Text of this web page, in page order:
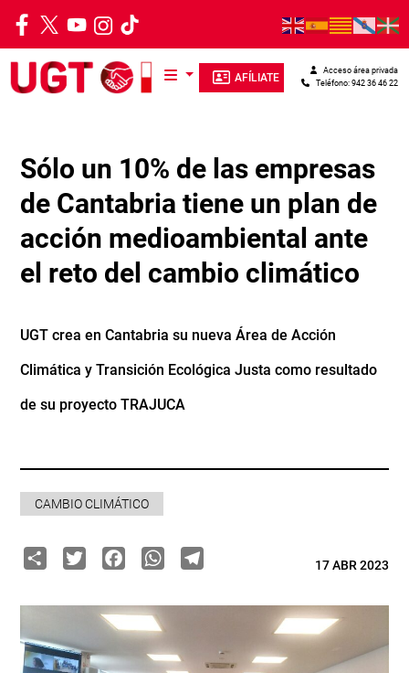
Pasar al contenido principal
AFÍLIATE Teléfono: 942 36 46 22
Acceso área privada
Sólo un 10% de las empresas
de Cantabria tiene un plan de
acción medioambiental ante
el reto del cambio climático
UGT crea en Cantabria su nueva Área de Acción
Climática y Transición Ecológica Justa como resultado
de su proyecto TRAJUCA
CAMBIO CLIMÁTICO
ShareTwitterFacebook
WhatsApp
Telegram17 ABR 2023